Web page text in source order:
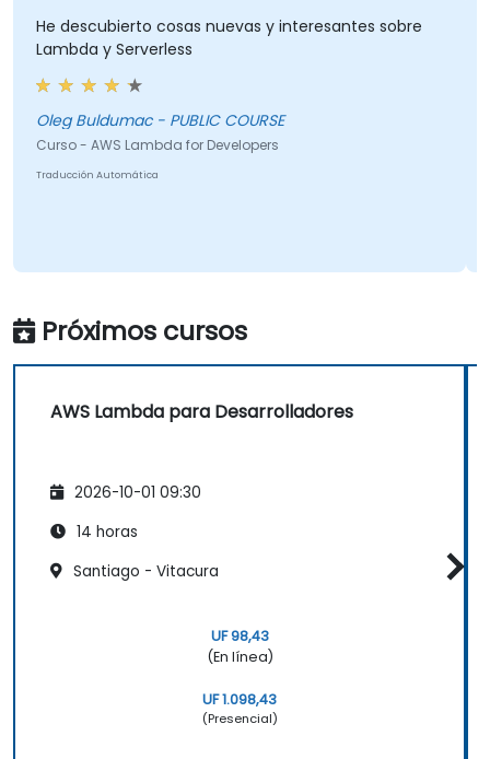
He descubierto cosas nuevas y interesantes sobre
Lambda y Serverless
Oleg Buldumac - PUBLIC COURSE
Curso - AWS Lambda for Developers
Traducción Automática
Próximos cursos
AWS Lambda para Desarrolladores
2026-10-01 09:30
14 horas
Santiago - Vitacura
UF 98,43
(En línea)
UF 1.098,43
(Presencial)